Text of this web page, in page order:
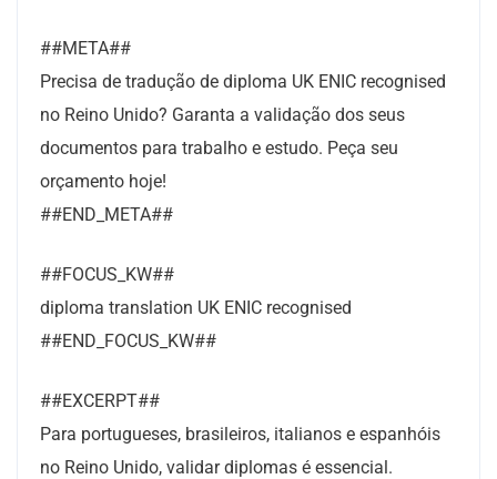
##META##
Precisa de tradução de diploma UK ENIC recognised
no Reino Unido? Garanta a validação dos seus
documentos para trabalho e estudo. Peça seu
orçamento hoje!
##END_META##
##FOCUS_KW##
diploma translation UK ENIC recognised
##END_FOCUS_KW##
##EXCERPT##
Para portugueses, brasileiros, italianos e espanhóis
no Reino Unido, validar diplomas é essencial.